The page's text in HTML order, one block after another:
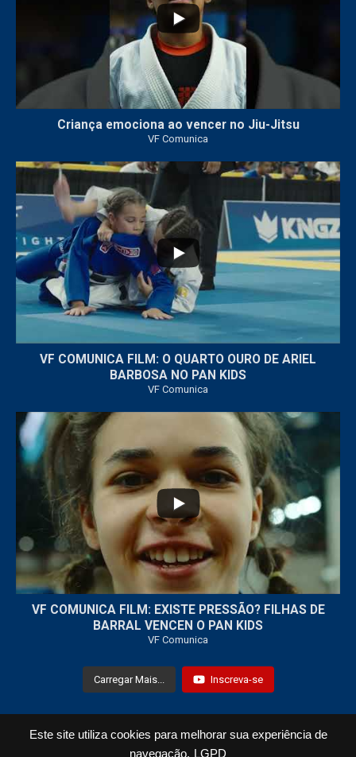
Este site utiliza cookies para melhorar sua experiência de
navegação. LGPD
Criança emociona ao vencer no Jiu-Jitsu
VF Comunica
...
VF COMUNICA FILM: O QUARTO OURO DE ARIEL
BARBOSA NO PAN KIDS
VF Comunica
...
32
VF COMUNICA FILM: EXISTE PRESSÃO? FILHAS DE
BARRAL VENCEN O PAN KIDS
VF Comunica
Carregar Mais... Inscreva-se